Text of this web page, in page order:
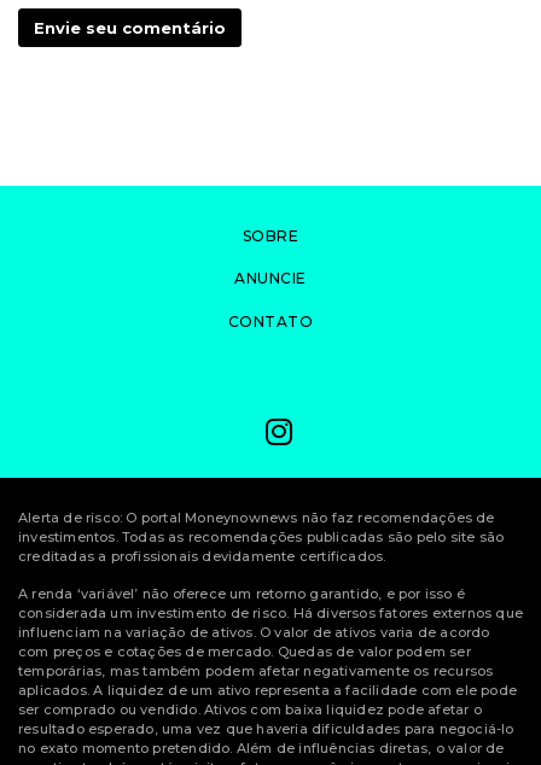
Envie seu comentário
SOBRE
ANUNCIE
CONTATO
Alerta de risco: O portal Moneynownews não faz recomendações de
investimentos. Todas as recomendações publicadas são pelo site são
creditadas a profissionais devidamente certificados.
A renda ‘variável’ não oferece um retorno garantido, e por isso é
considerada um investimento de risco. Há diversos fatores externos que
influenciam na variação de ativos. O valor de ativos varia de acordo
com preços e cotações de mercado. Quedas de valor podem ser
temporárias, mas também podem afetar negativamente os recursos
aplicados. A liquidez de um ativo representa a facilidade com ele pode
ser comprado ou vendido. Ativos com baixa liquidez pode afetar o
resultado esperado, uma vez que haveria dificuldades para negociá-lo
no exato momento pretendido. Além de influências diretas, o valor de